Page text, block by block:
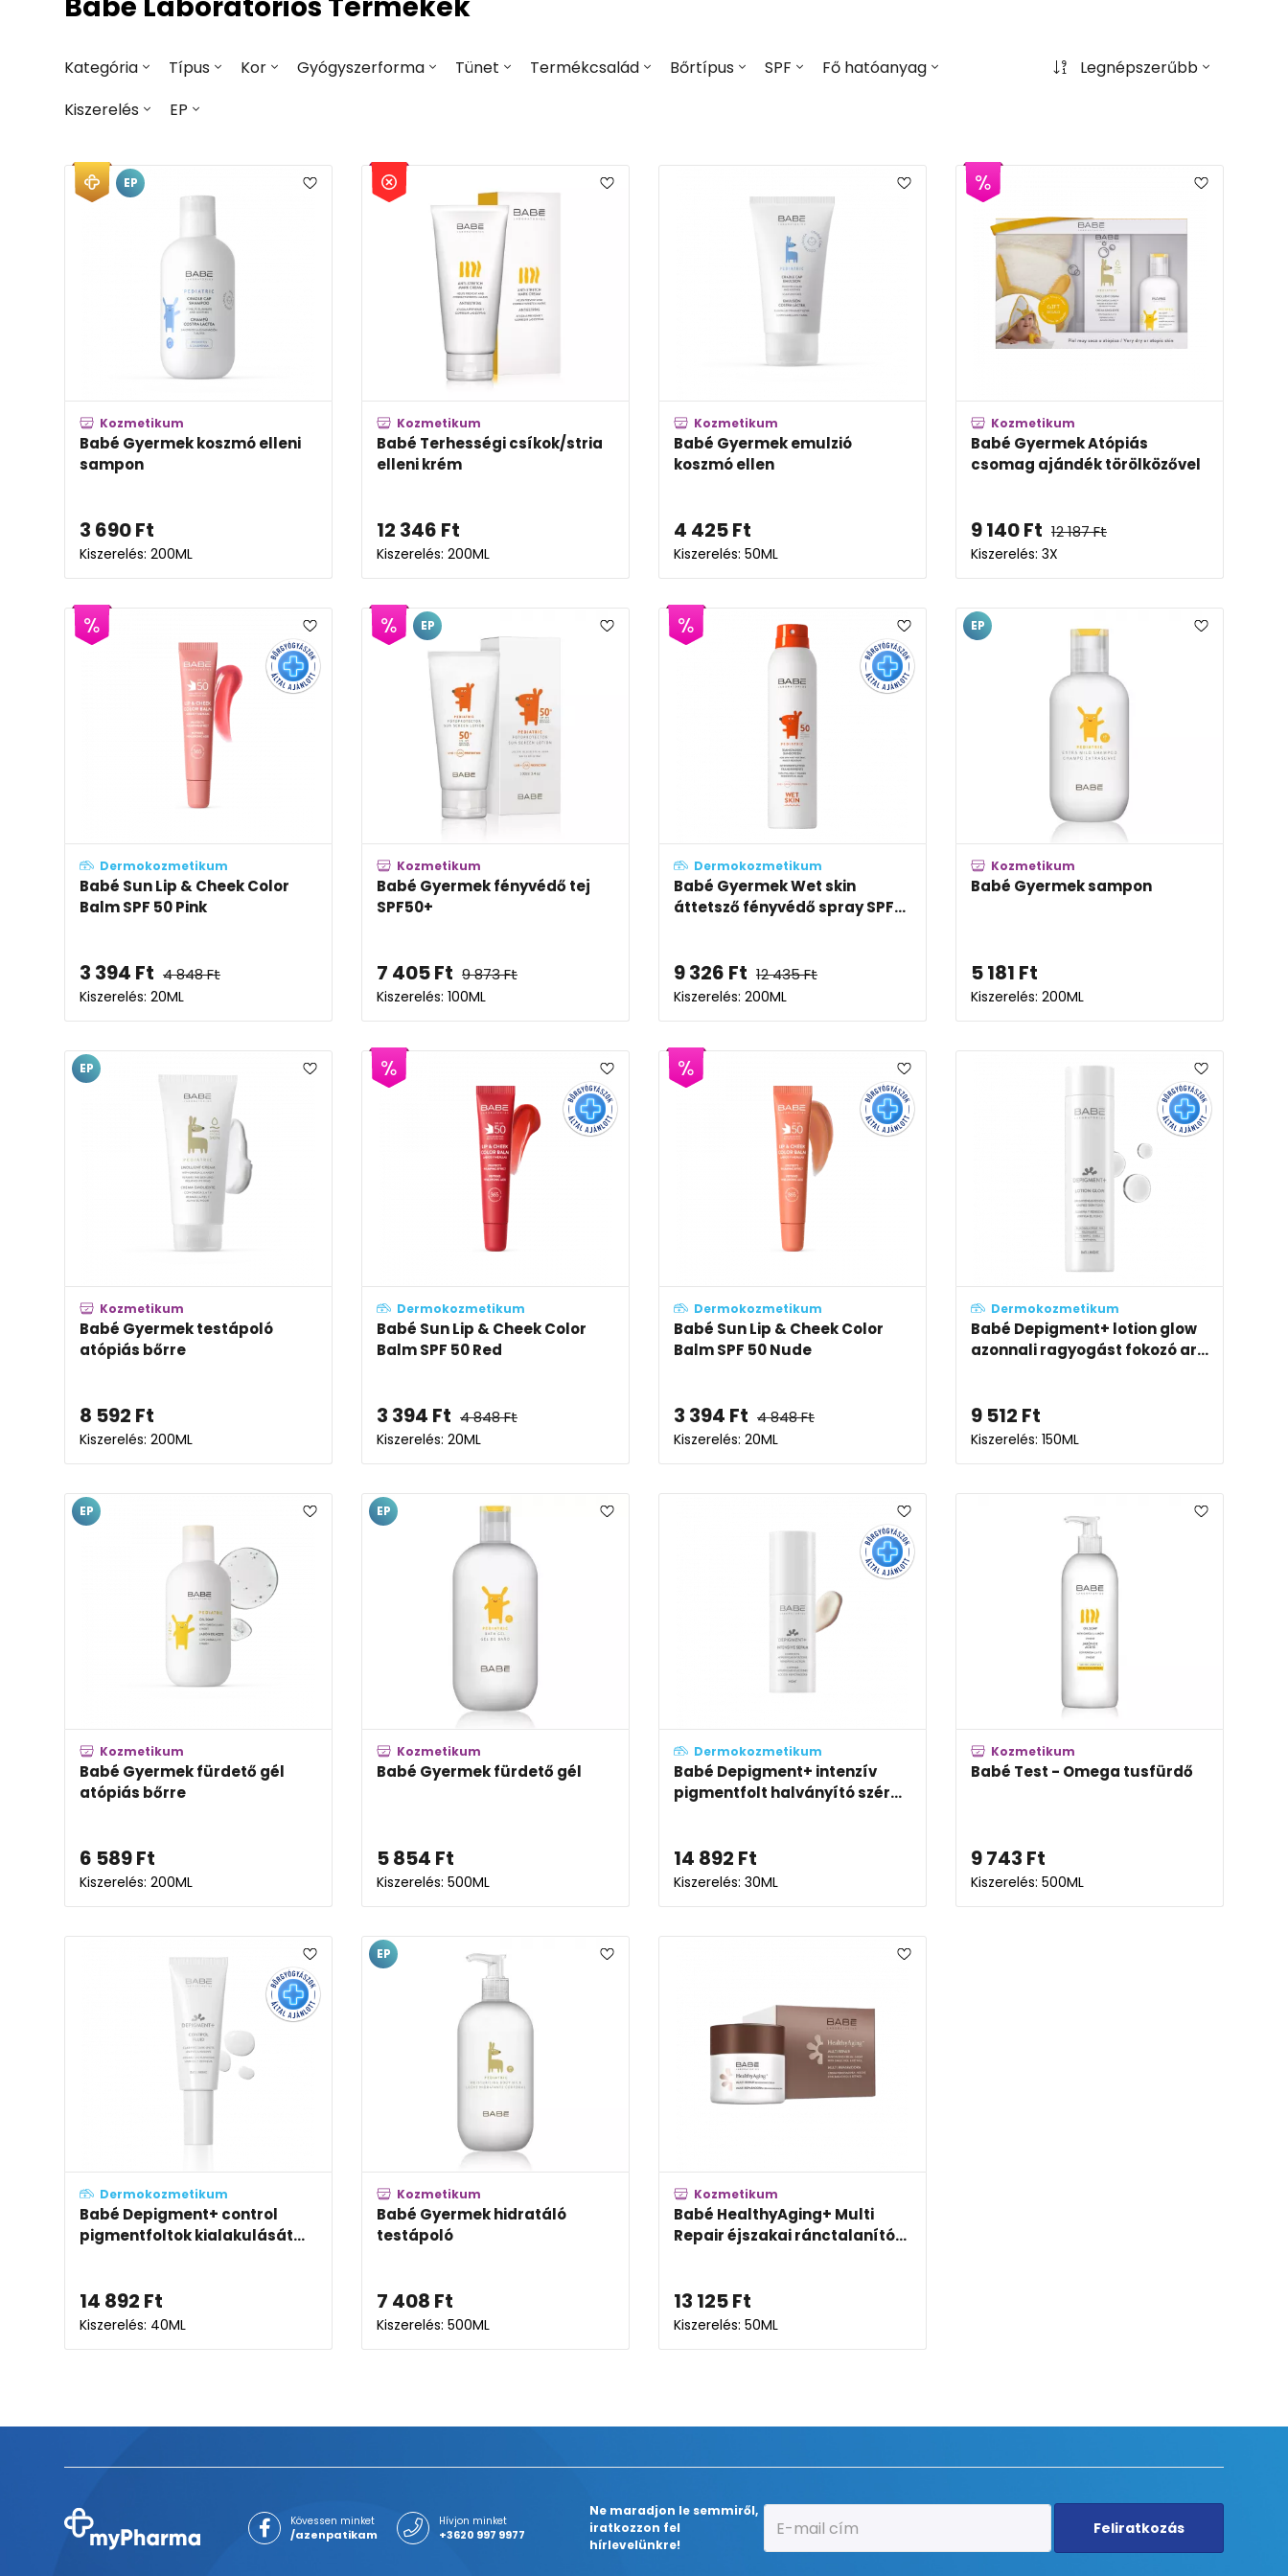
Kategória Típus Kor Gyógyszerforma Tünet Termékcsalád Bőrtípus SPF
Fő hatóanyag
Kiszerelés
EP
Legnépszerűbb
Kozmetikum
Babé Gyermek koszmó elleni
sampon
3 690Ft
Kiszerelés: 200ML
EP
Kozmetikum
Babé Terhességi csíkok/stria
elleni krém
12 346 Ft
Kiszerelés: 200ML
Kozmetikum
Babé Gyermek emulzió
koszmó ellen
4 425Ft
Kiszerelés: 50ML
Kozmetikum
Babé Gyermek Atópiás
csomag ajándék törölközővel
9 140Ft 12 187Ft
Kiszerelés: 3X
Dermokozmetikum
Babé Sun Lip & Cheek Color
Balm SPF 50 Pink
3 394 Ft 4 848Ft
Kiszerelés: 20ML
Kozmetikum
Babé Gyermek fényvédő tej
SPF50+
7 405Ft 9 873Ft
Kiszerelés: 100ML
EP
Dermokozmetikum
Babé Gyermek Wet skin
áttetsző fényvédő spray SPF...
9 326 Ft 12 435Ft
Kiszerelés: 200ML
Kozmetikum
Babé Gyermek sampon
5 181 Ft
Kiszerelés: 200ML
EP
Kozmetikum
Babé Gyermek testápoló
atópiás bőrre
8 592 Ft
Kiszerelés: 200ML
EP
Dermokozmetikum
Babé Sun Lip & Cheek Color
Balm SPF 50 Red
3 394 Ft 4 848Ft
Kiszerelés: 20ML
Dermokozmetikum
Babé Sun Lip & Cheek Color
Balm SPF 50 Nude
3 394 Ft 4 848Ft
Kiszerelés: 20ML
Dermokozmetikum
Babé Depigment+ lotion glow
azonnali ragyogást fokozó ar...
9 512 Ft
Kiszerelés: 150ML
Kozmetikum
Babé Gyermek fürdető gél
atópiás bőrre
6 589Ft
Kiszerelés: 200ML
EP
Kozmetikum
Babé Gyermek fürdető gél
5 854 Ft
Kiszerelés: 500ML
EP
Dermokozmetikum
Babé Depigment+ intenzív
pigmentfolt halványító szér...
14 892 Ft
Kiszerelés: 30ML
Kozmetikum
Babé Test - Omega tusfürdő
9 743 Ft
Kiszerelés: 500ML
Dermokozmetikum
Babé Depigment+ control
pigmentfoltok kialakulását...
14 892 Ft
Kiszerelés: 40ML
Kozmetikum
Babé Gyermek hidratáló
testápoló
7 408 Ft
Kiszerelés: 500ML
EP
Kozmetikum
Babé HealthyAging+ Multi
Repair éjszakai ránctalanító...
13 125Ft
Kiszerelés: 50ML
Kövessen minket
/azenpatikam
Hívjon minket
+3620 997 9977
Ne maradjon le semmiről,
iratkozzon fel
hírlevelünkre!
Feliratkozás